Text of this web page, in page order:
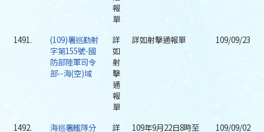
報
單
1491.
(109)署巡勤射
字第155號-國
防部陸軍司令
部--海(空)域
詳
如
射
擊
通
報
單
詳如射擊通報單 109/09/23
1492.
海巡署艦隊分
詳
109年9月22日8時至
109/09/02